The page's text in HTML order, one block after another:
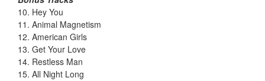
10. Hey You
11. Animal Magnetism
12. American Girls
13. Get Your Love
14. Restless Man
15. All Night Long